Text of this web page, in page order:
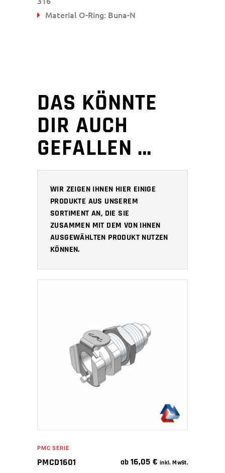
Material O-Ring: Buna-N
DAS KÖNNTE
DIR AUCH
GEFALLEN …
WIR ZEIGEN IHNEN HIER EINIGE
PRODUKTE AUS UNSEREM
SORTIMENT AN, DIE SIE
ZUSAMMEN MIT DEM VON IHNEN
AUSGEWÄHLTEN PRODUKT NUTZEN
KÖNNEN.
IN DEN WARENKORB
PMC SERIE
PMCD1601 ab 16,05€ inkl. MwSt.